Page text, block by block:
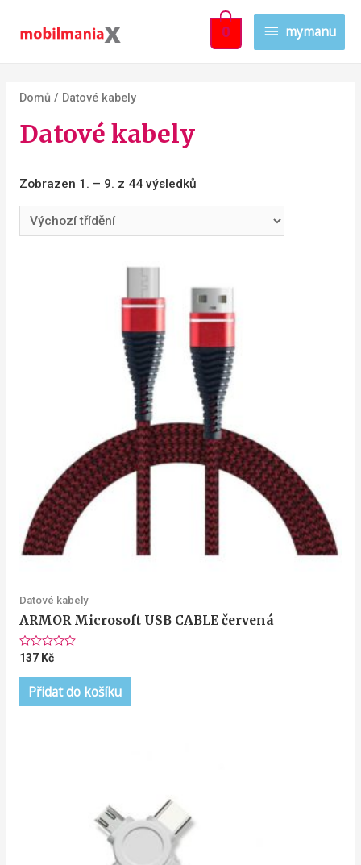
mymanu
0
Domů / Datové kabely
Datové kabely
Zobrazen 1. – 9. z 44 výsledků
Datové kabely
ARMOR Microsoft USB CABLE červená
Hodnocení
z
137 Kč
Přidat do košíku